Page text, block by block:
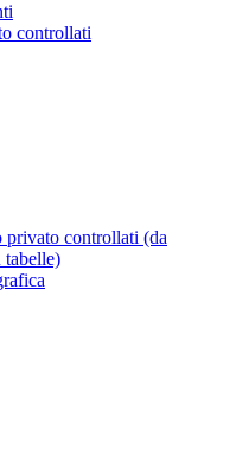
controllati
controllati (da
tabelle)